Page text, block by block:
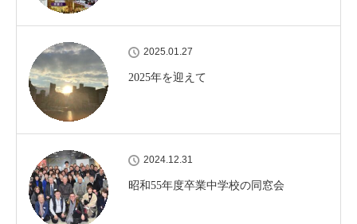
2025.01.27
2025年を迎えて
2024.12.31
昭和55年度卒業中学校の同窓会